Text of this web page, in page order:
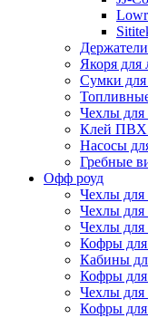
Якоря для
Сумки для
Чехлы для
Клей ПВХ
Насосы
Гребные
Офф роуд
Чехлы для
Чехлы для
Чехлы для
Кофры для
Кабины
Кофры для
Чехлы для
Кофры для